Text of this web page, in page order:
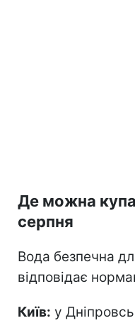
Де можна
серпня
Вода безпечна
відповідає
Київ: у